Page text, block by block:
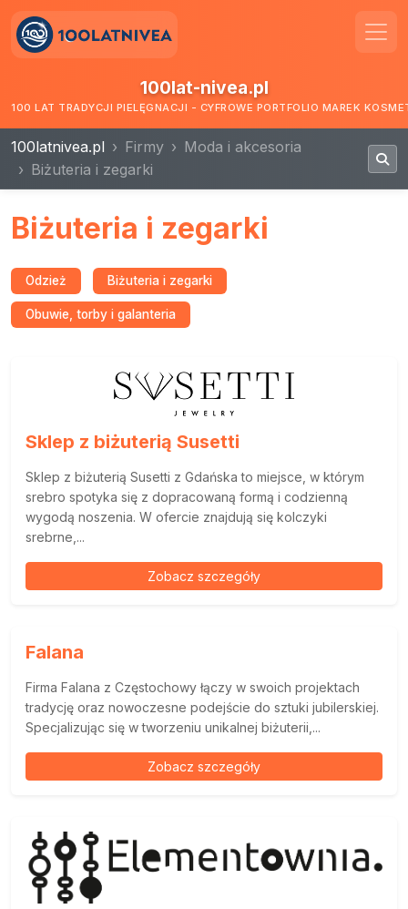
100lat-nivea.pl
100 LAT TRADYCJI PIELĘGNACJI - CYFROWE PORTFOLIO MAREK
100latnivea.pl Firmy
Moda i akcesoria
Biżuteria i zegarki
Biżuteria i zegarki
Odzież Biżuteria i zegarki
Obuwie, torby i galanteria
Sklep z biżuterią Susetti
Sklep z biżuterią Susetti z Gdańska to miejsce, w którym
srebro spotyka się z dopracowaną formą i codzienną
wygodą noszenia. W ofercie znajdują się kolczyki
srebrne,...
Zobacz szczegóły
Falana
Firma Falana z Częstochowy łączy w swoich projektach
tradycję oraz nowoczesne podejście do sztuki jubilerskiej.
Specjalizując się w tworzeniu unikalnej biżuterii,...
Zobacz szczegóły